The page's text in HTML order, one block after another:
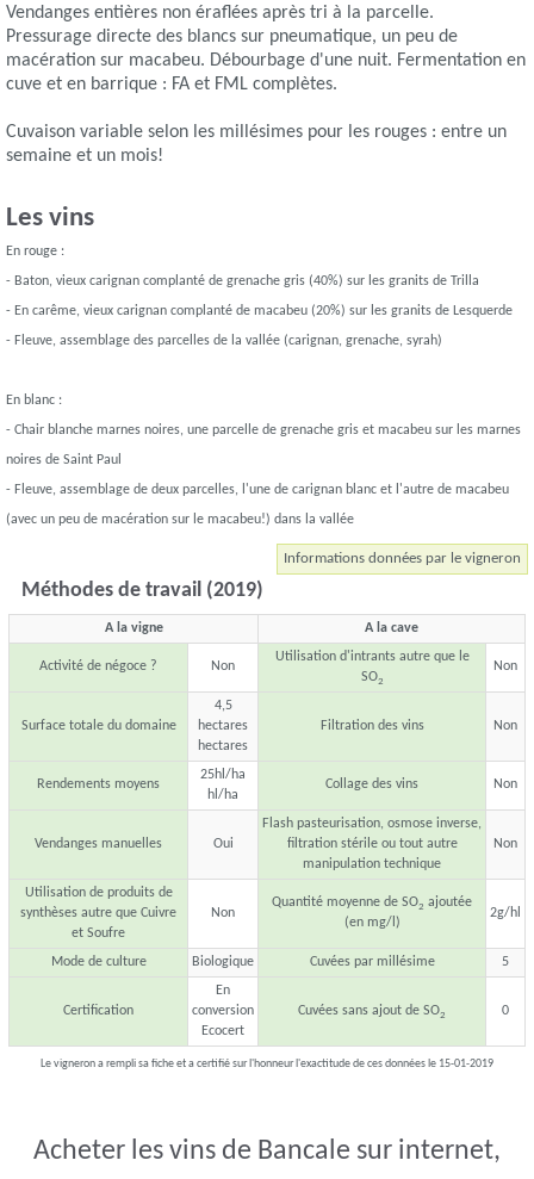
Vendanges entières non éraflées après tri à la parcelle.
Pressurage directe des blancs sur pneumatique, un peu de
macération sur macabeu. Débourbage d'une nuit. Fermentation en
cuve et en barrique : FA et FML complètes.
Cuvaison variable selon les millésimes pour les rouges : entre un
semaine et un mois!
Les vins
En rouge :
- Baton, vieux carignan complanté de grenache gris (40%) sur les granits de Trilla
- En carême, vieux carignan complanté de macabeu (20%) sur les granits de Lesquerde
- Fleuve, assemblage des parcelles de la vallée (carignan, grenache, syrah)
En blanc :
- Chair blanche marnes noires, une parcelle de grenache gris et macabeu sur les marnes
noires de Saint Paul
- Fleuve, assemblage de deux parcelles, l'une de carignan blanc et l'autre de macabeu
(avec un peu de macération sur le macabeu!) dans la vallée
Informations données par le vigneron
Méthodes de travail (2019)
A la vigne A la cave
Activité de négoce ? Non
Utilisation d'intrants autre que le
SO2
Non
Surface totale du domaine
4,5
hectares
hectares
Filtration des vins Non
Rendements moyens
25hl/ha
hl/ha
Collage des vins Non
Vendanges manuelles Oui
Flash pasteurisation, osmose inverse,
filtration stérile ou tout autre
manipulation technique
Non
Utilisation de produits de
synthèses autre que Cuivre
et Soufre
Non
Quantité moyenne de SO2 ajoutée
(en mg/l)
2g/hl
Mode de culture Biologique Cuvées par millésime 5
Certification
En
conversion
Ecocert
Cuvées sans ajout de SO2 0
Le vigneron a rempli sa fiche et a certifié sur l'honneur l'exactitude de ces données le 15-01-2019
Acheter les vins de Bancale sur internet,